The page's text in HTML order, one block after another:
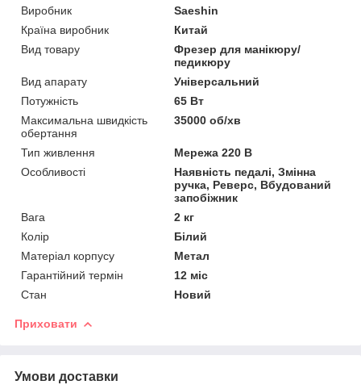
Виробник
Saeshin
Країна виробник
Китай
Вид товару
Фрезер для манікюру/
педикюру
Вид апарату
Універсальний
Потужність
65 Вт
Максимальна швидкість
обертання
35000 об/хв
Тип живлення
Мережа 220 В
Особливості
Наявність педалі, Змінна
ручка, Реверс, Вбудований
запобіжник
Вага
2 кг
Колір
Білий
Матеріал корпусу
Метал
Гарантійний термін
12 міс
Стан
Новий
Приховати
Умови доставки